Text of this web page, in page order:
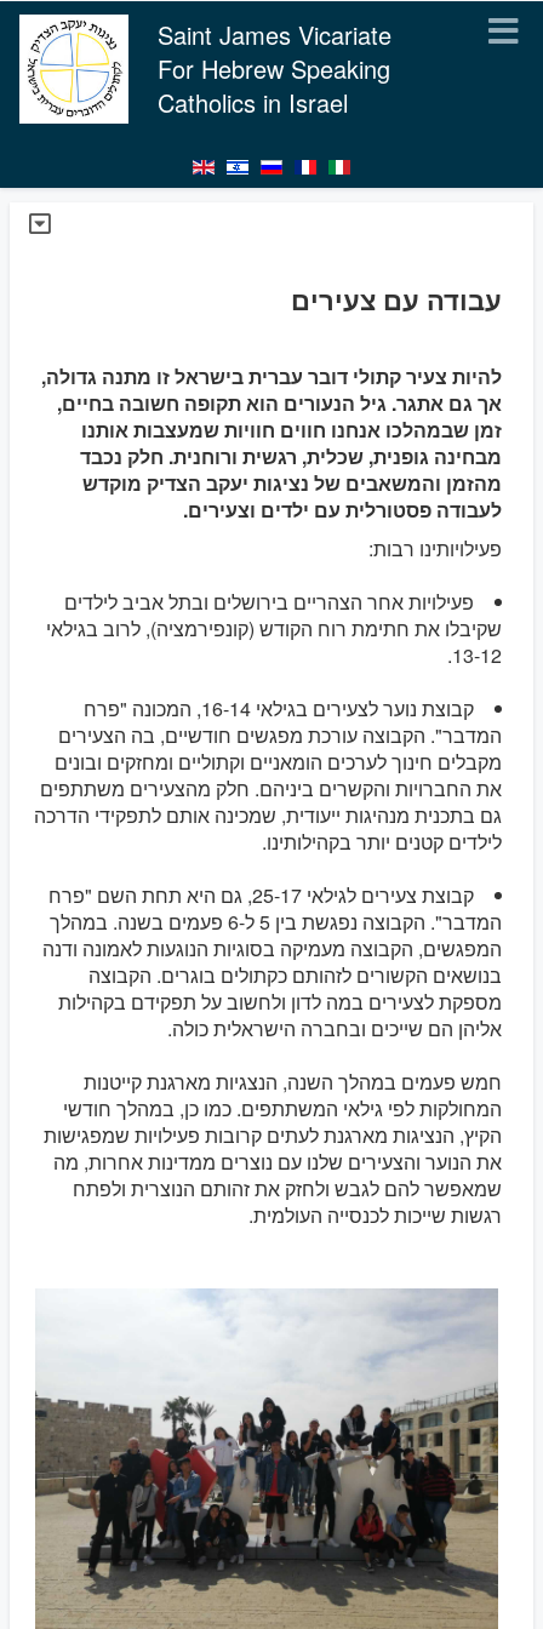
Saint James Vicariate
For Hebrew Speaking
Catholics in Israel
עבודה עם צעירים
להיות צעיר קתולי דובר עברית בישראל זו מתנה גדולה,
אך גם אתגר. גיל הנעורים הוא תקופה חשובה בחיים,
זמן שבמהלכו אנחנו חווים חוויות שמעצבות אותנו
מבחינה גופנית, שכלית, רגשית ורוחנית. חלק נכבד
מהזמן והמשאבים של נציגות יעקב הצדיק מוקדש
לעבודה פסטורלית עם ילדים וצעירים.
פעילויותינו רבות:
פעילויות אחר הצהריים בירושלים ובתל אביב לילדים
שקיבלו את חתימת רוח הקודש (קונפירמציה), לרוב בגילאי
13-12.
קבוצת נוער לצעירים בגילאי 16-14, המכונה "פרח
המדבר". הקבוצה עורכת מפגשים חודשיים, בה הצעירים
מקבלים חינוך לערכים הומאניים וקתוליים ומחזקים ובונים
את החברויות והקשרים ביניהם. חלק מהצעירים משתתפים
גם בתכנית מנהיגות ייעודית, שמכינה אותם לתפקידי הדרכה
לילדים קטנים יותר בקהילותינו.
קבוצת צעירים לגילאי 25-17, גם היא תחת השם "פרח
המדבר". הקבוצה נפגשת בין 5 ל-6 פעמים בשנה. במהלך
המפגשים, הקבוצה מעמיקה בסוגיות הנוגעות לאמונה ודנה
בנושאים הקשורים לזהותם כקתולים בוגרים. הקבוצה
מספקת לצעירים במה לדון ולחשוב על תפקידם בקהילות
אליהן הם שייכים ובחברה הישראלית כולה.
חמש פעמים במהלך השנה, הנצגיות מארגנת קייטנות
המחולקות לפי גילאי המשתתפים. כמו כן, במהלך חודשי
הקיץ, הנציגות מארגנת לעתים קרובות פעילויות שמפגישות
את הנוער והצעירים שלנו עם נוצרים ממדינות אחרות, מה
שמאפשר להם לגבש ולחזק את זהותם הנוצרית ולפתח
רגשות שייכות לכנסייה העולמית.